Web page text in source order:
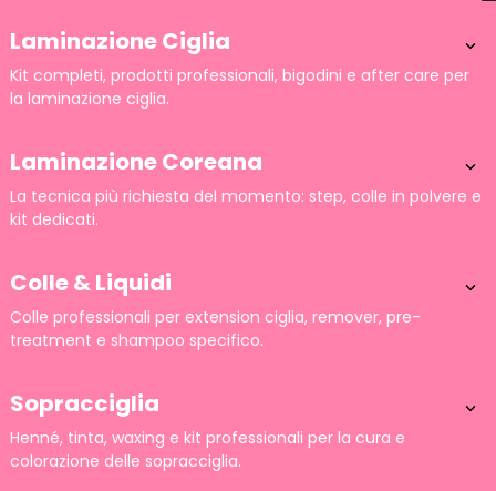
Laminazione Ciglia 
Kit completi, prodotti professionali, bigodini e after care per
la laminazione ciglia.
Laminazione Coreana 
La tecnica più richiesta del momento: step, colle in polvere e
kit dedicati.
Colle & Liquidi 
Colle professionali per extension ciglia, remover, pre-
treatment e shampoo specifico.
Sopracciglia 
Henné, tinta, waxing e kit professionali per la cura e
colorazione delle sopracciglia.